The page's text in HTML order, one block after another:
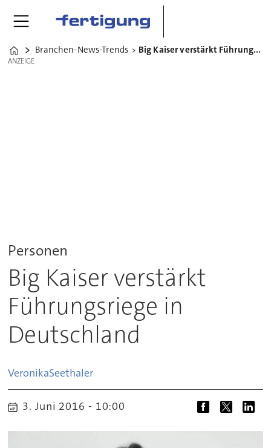
Home
Branchen-News-Trends Big Kaiser verstärkt Führungsriege in Deutschland
ANZEIGE
ANZEIGE
Personen
Big Kaiser verstärkt
Führungsriege in
Deutschland
VeronikaSeethaler
3. Juni 2016 - 10:00